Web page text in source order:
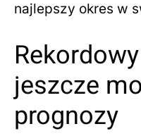
najlepszy okres w
jeszcze
prognozy